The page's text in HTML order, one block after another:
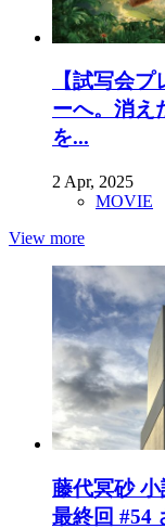
【試写会
ーへ。消え
を...
2 Apr, 2025
MOVIE
View more
藤代冥砂
最終回 #54